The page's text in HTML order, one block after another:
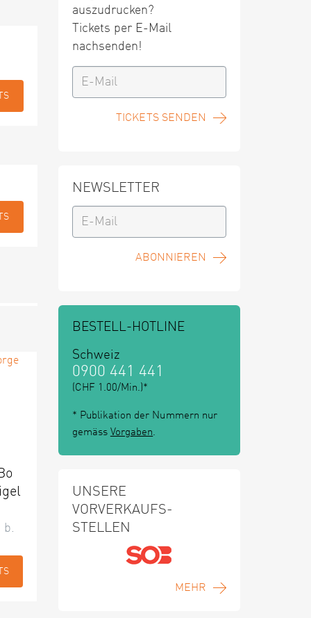
b.
auszudrucken?
Tickets per E-Mail
nachsenden!
TICKETS SENDEN
NEWSLETTER
ABONNIEREN
BESTELL-HOTLINE
Schweiz
0900 441 441
(CHF 1.00/Min.)*
* Publikation der Nummern nur
gemäss Vorgaben.
UNSERE
VORVERKAUFS-
STELLEN
MEHR